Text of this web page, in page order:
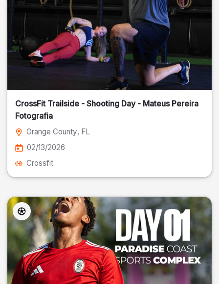
CrossFit Trailside - Shooting Day - Mateus Pereira
Fotografia
Orange County, FL
02/13/2026
Crossfit